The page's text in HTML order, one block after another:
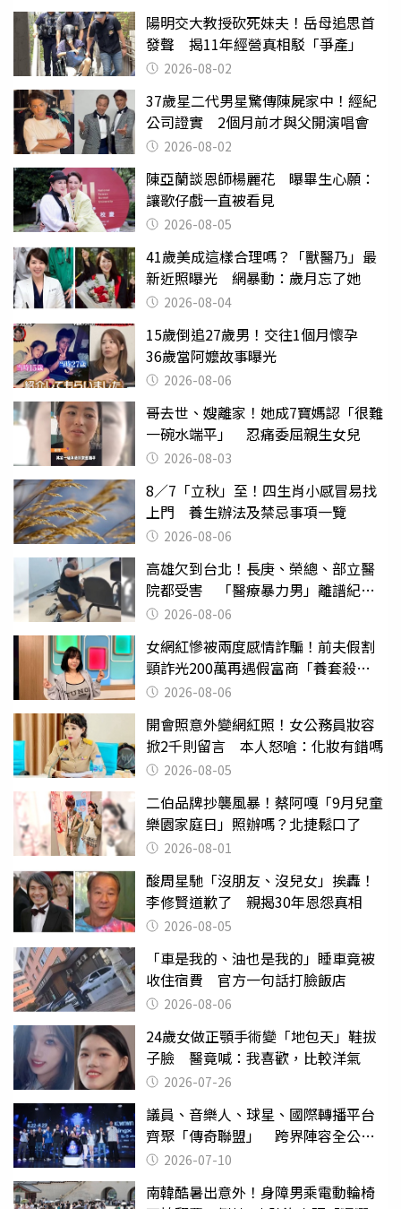
陽明交大教授砍死妹夫！岳母追思首
發聲 揭11年經營真相駁「爭產」
2026-08-02
37歲星二代男星驚傳陳屍家中！經紀
公司證實 2個月前才與父開演唱會
2026-08-02
陳亞蘭談恩師楊麗花 曝畢生心願：
讓歌仔戲一直被看見
2026-08-05
41歲美成這樣合理嗎？「獸醫乃」最
新近照曝光 網暴動：歲月忘了她
2026-08-04
15歲倒追27歲男！交往1個月懷孕
36歲當阿嬤故事曝光
2026-08-06
哥去世、嫂離家！她成7寶媽認「很難
一碗水端平」 忍痛委屈親生女兒
2026-08-03
8／7「立秋」至！四生肖小感冒易找
上門 養生辦法及禁忌事項一覽
2026-08-06
高雄欠到台北！長庚、榮總、部立醫
院都受害 「醫療暴力男」離譜紀錄
曝光2026-08-06
女網紅慘被兩度感情詐騙！前夫假割
頸詐光200萬再遇假富商「養套殺
2000萬」
2026-08-06
開會照意外變網紅照！女公務員妝容
掀2千則留言 本人怒嗆：化妝有錯嗎
2026-08-05
二伯品牌抄襲風暴！蔡阿嘎「9月兒童
樂園家庭日」照辦嗎？北捷鬆口了
2026-08-01
酸周星馳「沒朋友、沒兒女」挨轟！
李修賢道歉了 親揭30年恩怨真相
2026-08-05
「車是我的、油也是我的」睡車竟被
收住宿費 官方一句話打臉飯店
2026-08-06
24歲女做正顎手術變「地包天」鞋拔
子臉 醫竟喊：我喜歡，比較洋氣
2026-07-26
議員、音樂人、球星、國際轉播平台
齊聚「傳奇聯盟」 跨界陣容全公
開 劍指亞洲新傳奇聯賽
2026-07-10
南韓酷暑出意外！身障男乘電動輪椅